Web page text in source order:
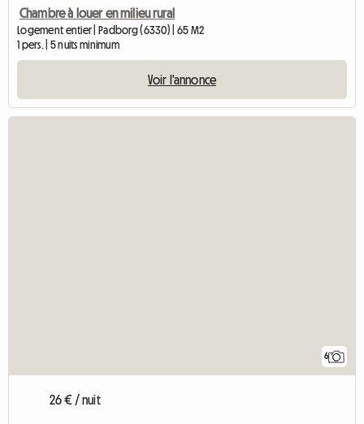
Chambre à louer en milieu rural
Logement entier | Padborg (6330) | 65 M2
1 pers. | 5 nuits minimum
Voir l'annonce
6
26 € / nuit